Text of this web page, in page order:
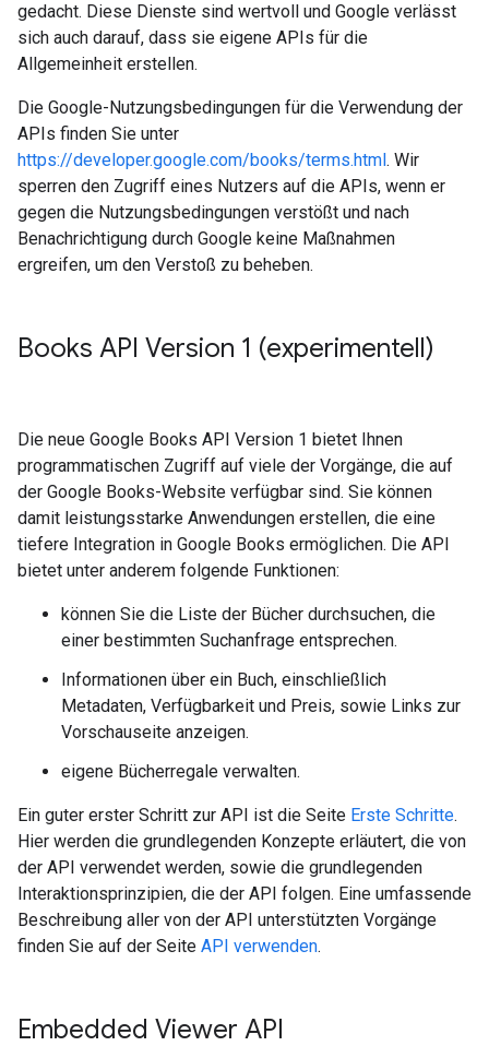
gedacht. Diese Dienste sind wertvoll und Google verlässt
sich auch darauf, dass sie eigene APIs für die
Allgemeinheit erstellen.
Die Google-Nutzungsbedingungen für die Verwendung der
APIs finden Sie unter
https://developer.google.com/books/terms.html. Wir
sperren den Zugriff eines Nutzers auf die APIs, wenn er
gegen die Nutzungsbedingungen verstößt und nach
Benachrichtigung durch Google keine Maßnahmen
ergreifen, um den Verstoß zu beheben.
Books API Version 1 (experimentell)
Die neue Google Books API Version 1 bietet Ihnen
programmatischen Zugriff auf viele der Vorgänge, die auf
der Google Books-Website verfügbar sind. Sie können
damit leistungsstarke Anwendungen erstellen, die eine
tiefere Integration in Google Books ermöglichen. Die API
bietet unter anderem folgende Funktionen:
können Sie die Liste der Bücher durchsuchen, die
einer bestimmten Suchanfrage entsprechen.
Informationen über ein Buch, einschließlich
Metadaten, Verfügbarkeit und Preis, sowie Links zur
Vorschauseite anzeigen.
eigene Bücherregale verwalten.
Ein guter erster Schritt zur API ist die Seite Erste Schritte.
Hier werden die grundlegenden Konzepte erläutert, die von
der API verwendet werden, sowie die grundlegenden
Interaktionsprinzipien, die der API folgen. Eine umfassende
Beschreibung aller von der API unterstützten Vorgänge
finden Sie auf der Seite API verwenden.
Embedded Viewer API